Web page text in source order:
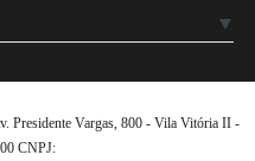
Vargas, 800 - Vila Vitória II -
CNPJ: